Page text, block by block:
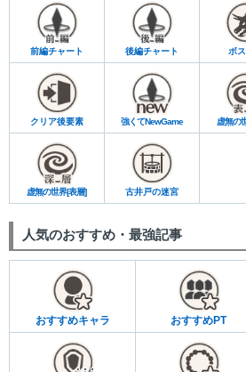
前編チャート 後編チャート ボ
クリア後要素 強くてNewGame 虚無の
虚無の世界[表層] 古井戸の迷宮
人気のおすすめ・最強記事
おすすめキャラ おすすめPT